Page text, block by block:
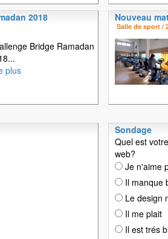
2018
Bridge Ramadan
plus
Nouveau
Salle de sport /
Sondage
Quel est
web?
Je n'aime
Il manque
Le design
Il me plait
Il est trés